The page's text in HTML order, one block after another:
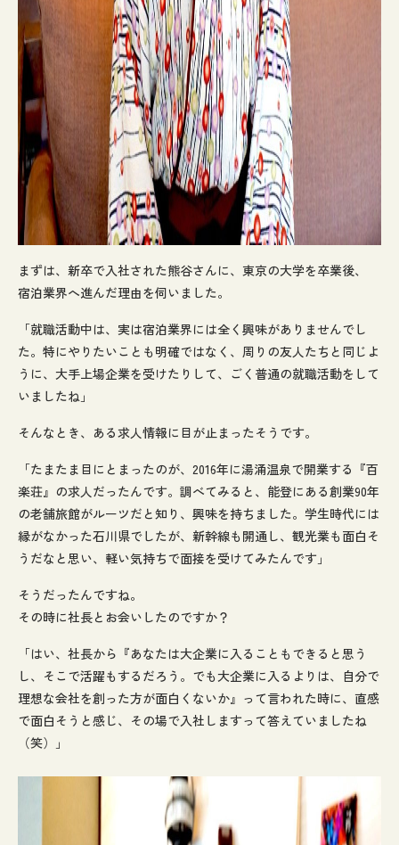
まずは、新卒で入社された熊谷さんに、東京の大学を卒業後、
宿泊業界へ進んだ理由を伺いました。
「就職活動中は、実は宿泊業界には全く興味がありませんでし
た。特にやりたいことも明確ではなく、周りの友人たちと同じよ
うに、大手上場企業を受けたりして、ごく普通の就職活動をして
いましたね」
そんなとき、ある求人情報に目が止まったそうです。
「たまたま目にとまったのが、2016年に湯涌温泉で開業する『百
楽荘』の求人だったんです。調べてみると、能登にある創業90年
の老舗旅館がルーツだと知り、興味を持ちました。学生時代には
縁がなかった石川県でしたが、新幹線も開通し、観光業も面白そ
うだなと思い、軽い気持ちで面接を受けてみたんです」
そうだったんですね。
その時に社長とお会いしたのですか？
「はい、社長から『あなたは大企業に入ることもできると思う
し、そこで活躍もするだろう。でも大企業に入るよりは、自分で
理想な会社を創った方が面白くないか』って言われた時に、直感
で面白そうと感じ、その場で入社しますって答えていましたね
（笑）」